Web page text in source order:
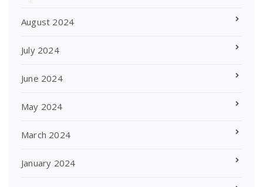
August 2024
July 2024
June 2024
May 2024
March 2024
January 2024